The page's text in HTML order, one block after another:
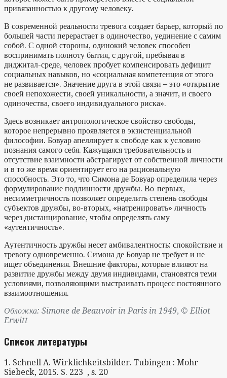
привязанностью к другому человеку.
В современной реальности тревога создает барьер, который по
большей части перерастает в одиночество, уединение с самим
собой. С одной стороны, одинокий человек способен
воспринимать полноту бытия, с другой, пребывая в
диджитал-среде, человек пробует компенсировать дефицит
социальных навыков, но «социальная компетенция от этого
не развивается». Значение друга в этой связи – это «открытие
своей непохожести, своей уникальности, а значит, и своего
одиночества, своего индивидуального риска».
Здесь возникает антропологическое свойство свободы,
которое непрерывно проявляется в экзистенциальной
философии. Бовуар апеллирует к свободе как к условию
познания самого себя. Кажущаяся требовательность и
отсутствие взаимности абстрагирует от собственной личности
и в то же время ориентирует его на рациональную
способность. Это то, что Симона де Бовуар определила через
формулирование подлинности дружбы. Во-первых,
несимметричность позволяет определить степень свободы
субъектов дружбы, во-вторых, «натренировать» личность
через дистанцирование, чтобы определять саму
«аутентичность».
Аутентичность дружбы несет амбивалентность: спокойствие и
тревогу одновременно. Симона де Бовуар не требует и не
ищет объединения. Внешние факторы, которые влияют на
развитие дружбы между двумя индивидами, становятся теми
условиями, позволяющими выстраивать процесс постоянного
взаимоотношения.
Обложка: Simone de Beauvoir in Paris in 1949, © Elliot
Erwitt
Список литературы
1. Schnell A. Wirklichkeitsbilder. Tubingen : Mohr
Siebeck, 2015. S. 223 , s. 20